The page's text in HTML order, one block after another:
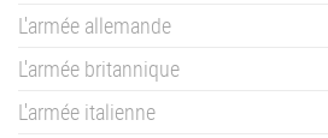
L'armée allemande
L'armée britannique
L'armée italienne